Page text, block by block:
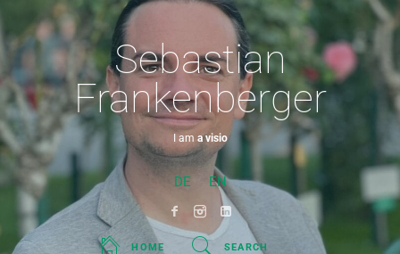
Sebastian
Frankenberger
I ama visionary
DE EN
HOME SEARCH